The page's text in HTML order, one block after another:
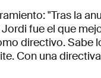
"Tras la
fue el que
directivo. Sabe
Con una